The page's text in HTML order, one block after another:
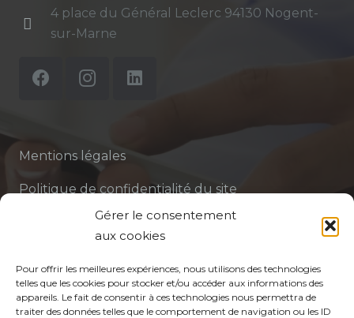
Gérer le consentement
aux cookies
Pour offrir les meilleures expériences, nous utilisons des technologies
telles que les cookies pour stocker et/ou accéder aux informations des
appareils. Le fait de consentir à ces technologies nous permettra de
traiter des données telles que le comportement de navigation ou les ID
4 place du Général Leclerc 94130 Nogent-
sur-Marne
Mentions légales
Politique de confidentialité du site
Politique de protection des données de la CPTS